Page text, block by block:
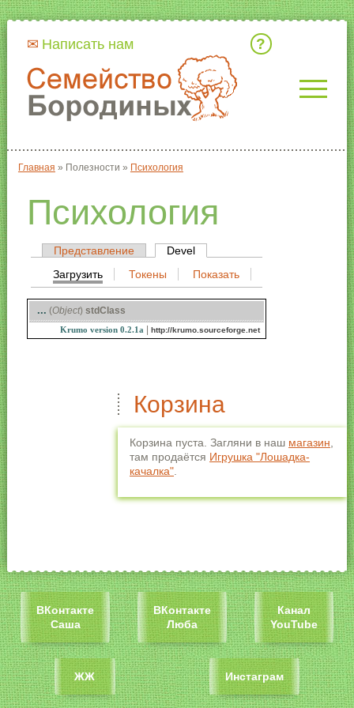
Написать нам
Вы здесь
Главная » Полезности » Психология
Психология
Главные вкладки
Представление Devel(активная вкладка)
Вторичные вкладки
Загрузить(активная вкладка)
Токены Показать
... (Object) stdClass
Krumo version 0.2.1a| http://krumo.sourceforge.net
Корзина
Корзина пуста. Загляни в наш магазин
там продаётся Игрушка "Лошадка-
качалка"
ВКонтакте
Саша
ВКонтакте
Люба
Канал
YouTube
ЖЖ Инстаграм